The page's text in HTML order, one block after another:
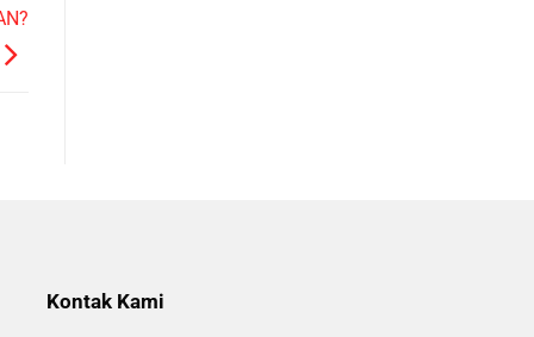
Kontak Kami